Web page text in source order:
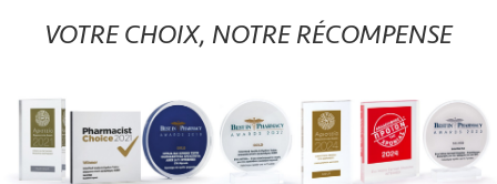
VOTRE CHOIX, NOTRE RÉCOMPENSE